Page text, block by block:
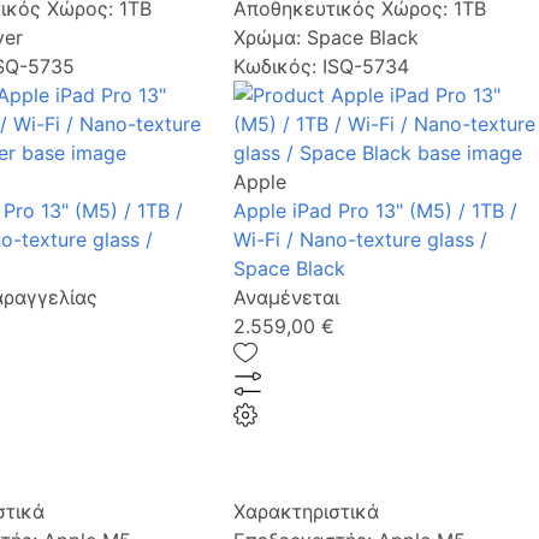
Χώρος: 1TB
5735
13" (M5) / 1TB /
texture glass /
Αποθηκευτικός Χώρος: 1TB
Χρώμα: Space Black
Κωδικός: ISQ-5734
Apple
Apple iPad Pro 13" (M5) / 1TB /
Wi-Fi / Nano-texture glass /
Space Black
Αναμένεται
2.559,00 €
Χαρακτηριστικά